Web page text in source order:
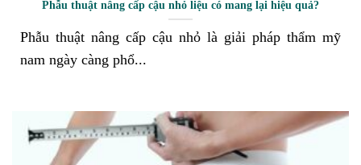
Phẫu thuật nâng cấp cậu nhỏ liệu có mang lại hiệu quả?
Phẫu thuật nâng cấp cậu nhỏ là giải pháp thẩm mỹ
nam ngày càng phổ...